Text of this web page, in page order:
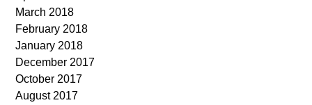
March 2018
February 2018
January 2018
December 2017
October 2017
August 2017